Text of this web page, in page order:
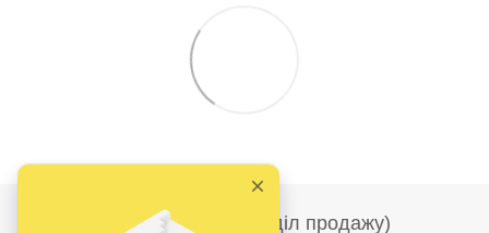
+380986690186 (Відділ продажу)